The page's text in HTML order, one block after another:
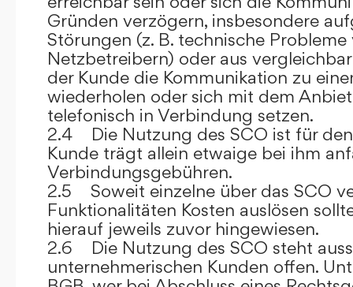
Gründen verzögern, insbesondere
Störungen (z. B. technische
Netzbetreibern) oder aus
der Kunde die Kommunikation zu
wiederholen oder sich mit dem
telefonisch in Verbindung setzen.
2.4 Die Nutzung des SCO ist für den
Kunde trägt allein etwaige bei ihm
Verbindungsgebühren.
2.5 Soweit einzelne über das SCO
Funktionalitäten Kosten auslösen
hierauf jeweils zuvor hingewiesen.
2.6 Die Nutzung des SCO steht
unternehmerischen Kunden offen.